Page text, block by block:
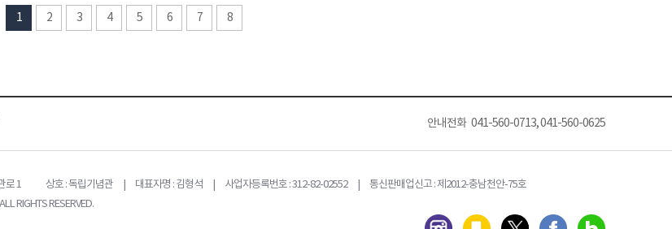
1 2 3 4 5 6 7 8
안내전화 041-560-0713, 041-560-0625
로 1
상호 : 독립기념관 | 대표자명 : 김형석 | 사업자등록번호 : 312-82-02552 | 통신판매업신고 : 제2012-충남천안-75호
RIGHTS RESERVED.